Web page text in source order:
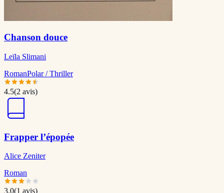
Chanson douce
Leïla Slimani
RomanPolar / Thriller
4.5(2 avis)
Frapper l’épopée
Alice Zeniter
Roman
3.0(1 avis)